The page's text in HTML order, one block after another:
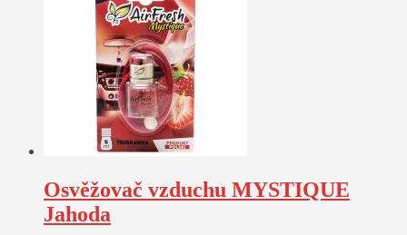
Osvěžovač vzduchu MYSTIQUE
Jahoda